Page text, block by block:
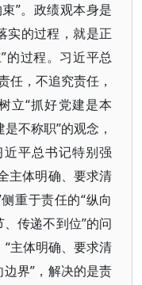
”。政绩观本身是
实的过程，就是正
的过程。习近平总
任，不追究责任，
立“抓好党建是本
不称职”的观念，
平总书记特别强
主体明确、要求清
重于责任的“纵向
传递不到位”的问
主体明确、要求清
界”，解决的是责